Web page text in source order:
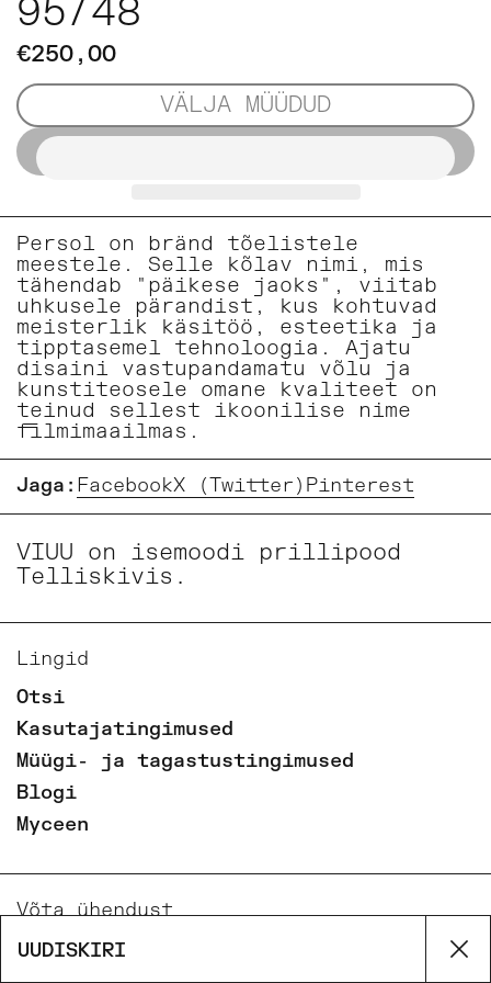
95/48
€250,00
VÄLJA MÜÜDUD
Persol on bränd tõelistele
meestele. Selle kõlav nimi, mis
tähendab "päikese jaoks", viitab
uhkusele pärandist, kus kohtuvad
meisterlik käsitöö, esteetika ja
tipptasemel tehnoloogia. Ajatu
disaini vastupandamatu võlu ja
kunstiteosele omane kvaliteet on
teinud sellest ikoonilise nime
filmimaailmas.
Jaga: FacebookX (Twitter) Pinterest
VIUU on isemoodi prillipood
Telliskivis.
Lingid
Otsi
Kasutajatingimused
Müügi- ja tagastustingimused
Blogi
Myceen
Võta ühendust
Email
UUDISKIRI